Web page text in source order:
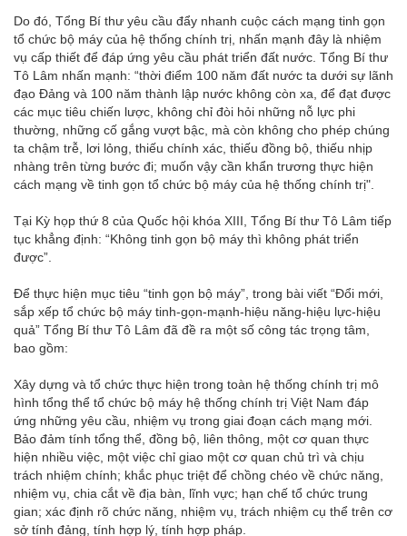
Do đó, Tổng Bí thư yêu cầu đẩy nhanh cuộc cách mạng tinh gọn
tổ chức bộ máy của hệ thống chính trị, nhấn mạnh đây là nhiệm
vụ cấp thiết để đáp ứng yêu cầu phát triển đất nước. Tổng Bí thư
Tô Lâm nhấn mạnh: “thời điểm 100 năm đất nước ta dưới sự lãnh
đạo Đảng và 100 năm thành lập nước không còn xa, để đạt được
các mục tiêu chiến lược, không chỉ đòi hỏi những nỗ lực phi
thường, những cố gắng vượt bậc, mà còn không cho phép chúng
ta chậm trễ, lơi lỏng, thiếu chính xác, thiếu đồng bộ, thiếu nhịp
nhàng trên từng bước đi; muốn vậy cần khẩn trương thực hiện
cách mạng về tinh gọn tổ chức bộ máy của hệ thống chính trị".
Tại Kỳ họp thứ 8 của Quốc hội khóa XIII, Tổng Bí thư Tô Lâm tiếp
tục khẳng định: “Không tinh gọn bộ máy thì không phát triển
được”.
Để thực hiện mục tiêu “tinh gọn bộ máy”, trong bài viết “Đổi mới,
sắp xếp tổ chức bộ máy tinh-gọn-mạnh-hiệu năng-hiệu lực-hiệu
quả” Tổng Bí thư Tô Lâm đã đề ra một số công tác trọng tâm,
bao gồm:
Xây dựng và tổ chức thực hiện trong toàn hệ thống chính trị mô
hình tổng thể tổ chức bộ máy hệ thống chính trị Việt Nam đáp
ứng những yêu cầu, nhiệm vụ trong giai đoạn cách mạng mới.
Bảo đảm tính tổng thể, đồng bộ, liên thông, một cơ quan thực
hiện nhiều việc, một việc chỉ giao một cơ quan chủ trì và chịu
trách nhiệm chính; khắc phục triệt để chồng chéo về chức năng,
nhiệm vụ, chia cắt về địa bàn, lĩnh vực; hạn chế tổ chức trung
gian; xác định rõ chức năng, nhiệm vụ, trách nhiệm cụ thể trên cơ
sở tính đảng, tính hợp lý, tính hợp pháp.